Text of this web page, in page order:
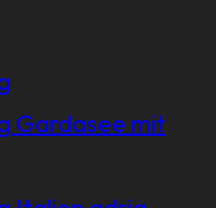
Gardasee mit